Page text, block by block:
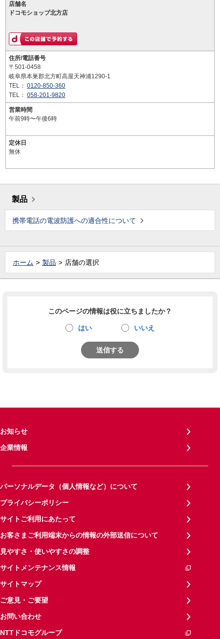
店舗名
ドコモショップ北方店
住所/電話番号
〒501-0458
岐阜県本巣郡北方町高屋天神浦1290-1
TEL： 0120-850-360
TEL： 058-201-9820
営業時間
午前9時〜午後6時
定休日
無休
製品
携帯電話の電波防護への適合性について
ホーム 製品 店舗の選択
このページの情報は役に立ちましたか？
はい いいえ
送信する
お知らせ
企業情報
パーソナルデータ（個人情報など）について
プライバシーポリシー
サイトご利用にあたって
お客さまご利用端末からの情報の外部送信について
見やすさ・使いやすさの調整
サイトメンテナンス情報
サイトマップ
ご意見・ご要望
お問い合わせ
NTTドコモグループ